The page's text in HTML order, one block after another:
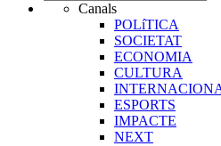
Canals
POLíTICA
SOCIETAT
ECONOMIA
CULTURA
ESPORTS
IMPACTE
NEXT